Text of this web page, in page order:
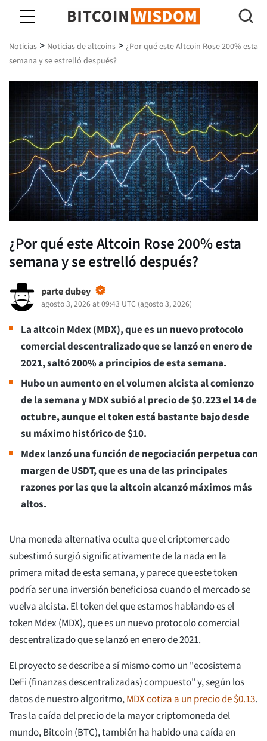
Sabiduría de Bitcoin
Noticias > Noticias de altcoins > ¿Por qué este Altcoin Rose 200% esta
semana y se estrelló después?
¿Por qué este Altcoin Rose 200% esta
semana y se estrelló después?
parte dubey
agosto 3, 2026 at 09:43 UTC (agosto 3, 2026)
La altcoin Mdex (MDX), que es un nuevo protocolo
comercial descentralizado que se lanzó en enero de
2021, saltó 200% a principios de esta semana.
Hubo un aumento en el volumen alcista al comienzo
de la semana y MDX subió al precio de $0.223 el 14 de
octubre, aunque el token está bastante bajo desde
su máximo histórico de $10.
Mdex lanzó una función de negociación perpetua con
margen de USDT, que es una de las principales
razones por las que la altcoin alcanzó máximos más
altos.
Una moneda alternativa oculta que el criptomercado
subestimó surgió significativamente de la nada en la
primera mitad de esta semana, y parece que este token
podría ser una inversión beneficiosa cuando el mercado se
vuelva alcista. El token del que estamos hablando es el
token Mdex (MDX), que es un nuevo protocolo comercial
descentralizado que se lanzó en enero de 2021.
El proyecto se describe a sí mismo como un "ecosistema
DeFi (finanzas descentralizadas) compuesto" y, según los
datos de nuestro algoritmo,MDX cotiza a un precio de $0.13.
Tras la caída del precio de la mayor criptomoneda del
mundo, Bitcoin (BTC), también ha habido una caída en